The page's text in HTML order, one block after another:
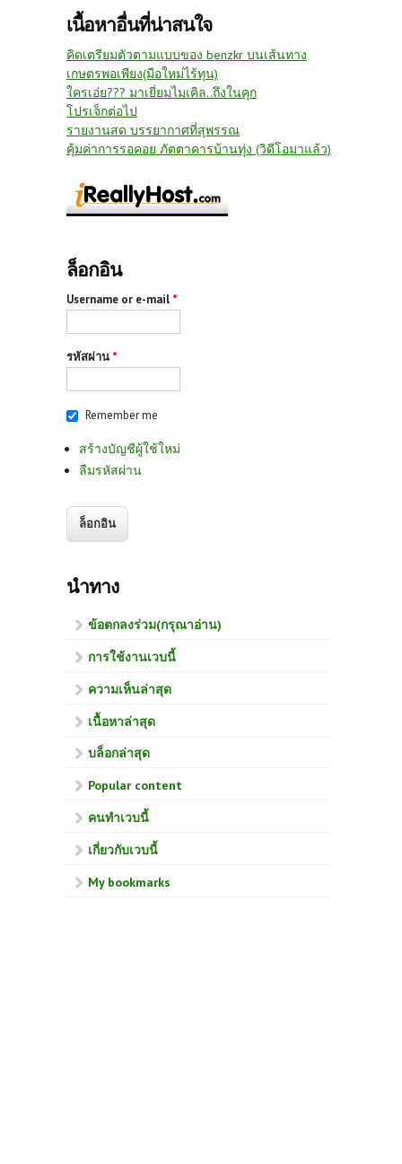
เนื้อหาอื่นที่น่าสนใจ
คิดเตรียมตัวตามแบบของ benzkr บนเส้นทาง
เกษตรพอเพียง(มือใหม่ไร้ทุน)
ใครเอ่ย??? มาเยี่ยมไมเคิล..ถึงในคุก
โปรเจ็กต่อไป
รายงานสด บรรยากาศที่สุพรรณ
คุ้มค่าการรอคอย ภัตตาคารบ้านทุ่ง (วิดีโอมาแล้ว)
ล็อกอิน
Username or e-mail *
รหัสผ่าน *
Remember me
สร้างบัญชีผู้ใช้ใหม่
ลืมรหัสผ่าน
นำทาง
ข้อตกลงร่วม(กรุณาอ่าน)
การใช้งานเวบนี้
ความเห็นล่าสุด
เนื้อหาล่าสุด
บล็อกล่าสุด
Popular content
คนทำเวบนี้
เกี่ยวกับเวบนี้
My bookmarks